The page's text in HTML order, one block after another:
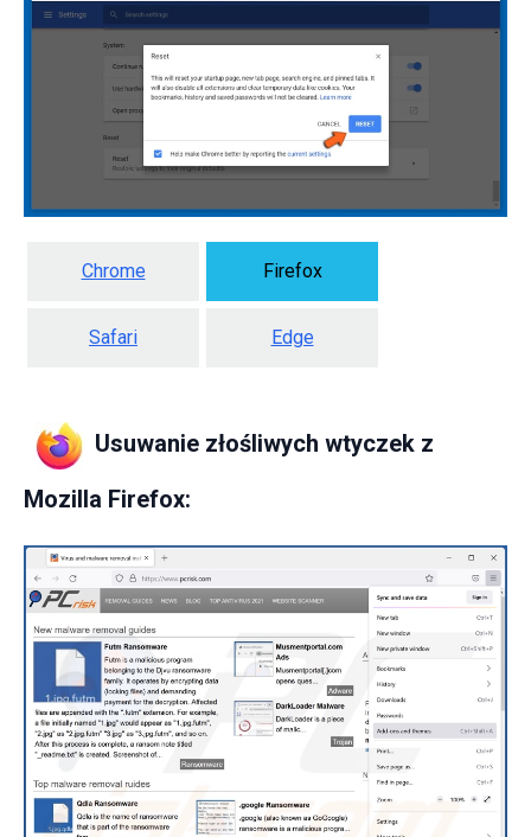
Chrome Firefox
Safari Edge
Usuwanie złośliwych wtyczek z
Mozilla Firefox: